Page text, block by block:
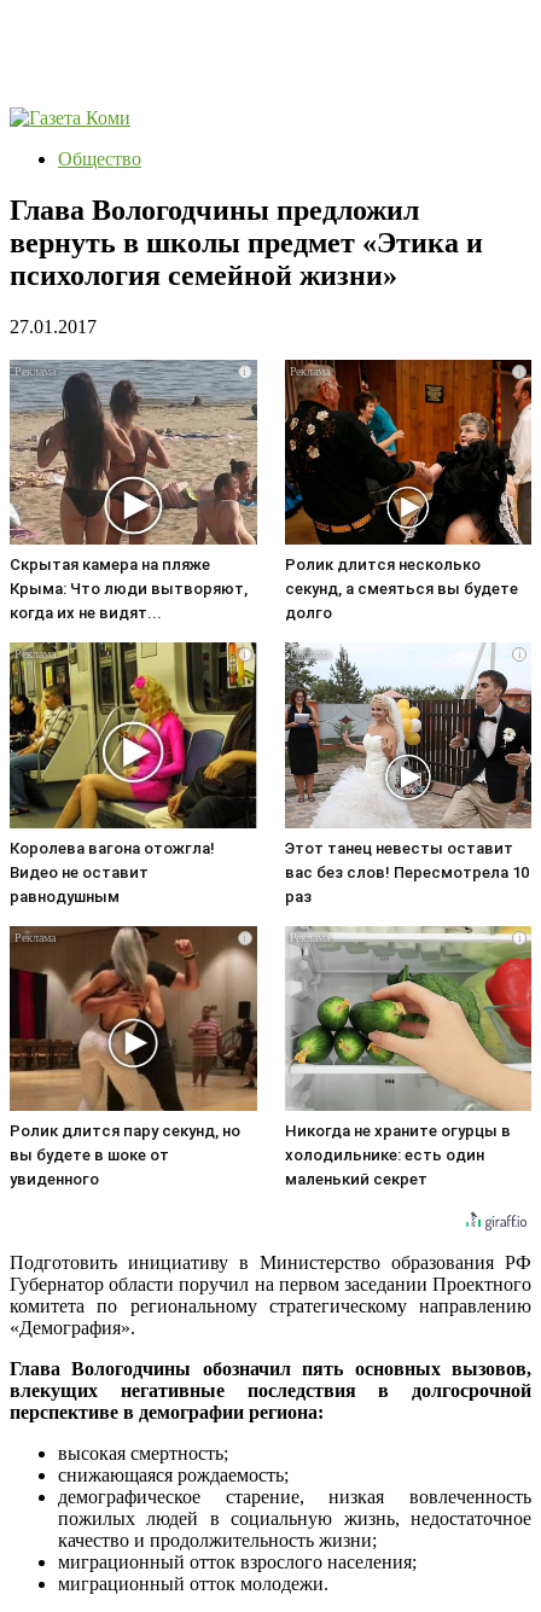
Общество
Глава Вологодчины предложил
вернуть в школы предмет «Этика и
психология семейной жизни»
27.01.2017
i
Скрытая камера на пляже
Крыма: Что люди вытворяют,
когда их не видят...
i
Ролик длится несколько
секунд, а смеяться вы будете
долго
i
Королева вагона отожгла!
Видео не оставит
равнодушным
i
Этот танец невесты оставит
вас без слов! Пересмотрела 10
раз
i
Ролик длится пару секунд, но
вы будете в шоке от
увиденного
i
Никогда не храните огурцы в
холодильнике: есть один
маленький секрет
Подготовить инициативу в Министерство образования РФ
Губернатор области поручил на первом заседании Проектного
комитета по региональному стратегическому направлению
«Демография».
Глава Вологодчины обозначил пять основных вызовов,
влекущих негативные последствия в долгосрочной
перспективе в демографии региона:
высокая смертность;
снижающаяся рождаемость;
демографическое старение, низкая вовлеченность
пожилых людей в социальную жизнь, недостаточное
качество и продолжительность жизни;
миграционный отток взрослого населения;
миграционный отток молодежи.